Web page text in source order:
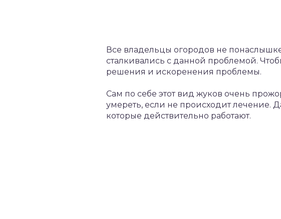
Все владельцы огородов не
сталкивались с данной проблемой.
решения и искоренения проблемы.
Сам по себе этот вид жуков очень
умереть, если не происходит лечение.
которые действительно работают.